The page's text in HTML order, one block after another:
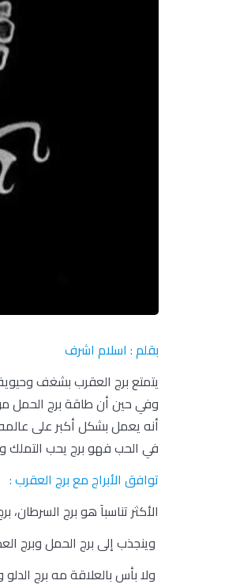
بقلم : اسلام اشرف
يتمتع برج العقرب بشغف
وفي حين أن طاقة برج الحمل
أنه يعمل بشكل أكبر على
في الحب فهو برج يحب التملك
توافق الأبراج مع برج العقرب :
الأكثر تناسباَ هو برج
وينجذب إلى برج الحمل وبرج
ولا بأس بالعلاقة مه برج